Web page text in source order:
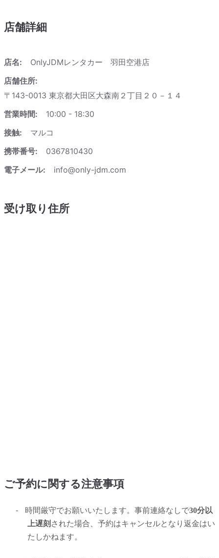
店舗詳細
店名:
OnlyJDMレンタカー 羽田空港店
店舗住所:
〒143-0013 東京都大田区大森南２丁目２０－１４
営業時間:
10:00 - 18:30
接触:
マルコ
携帯番号:
0367810430
電子メール:
info@only-jdm.com
受け取り住所
ご予約に関する注意事項
- 時間厳守でお願いいたします。事前連絡なしで30分以
上遅刻 された場合、予約はキャンセルとなり返金はい
たしかねます。